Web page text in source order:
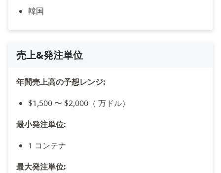
韓国
売上&発注単位
年間売上高の予想レンジ:
$1,500 〜 $2,000（ 万ドル）
最小発注単位:
1 コンテナ
最大発注単位: